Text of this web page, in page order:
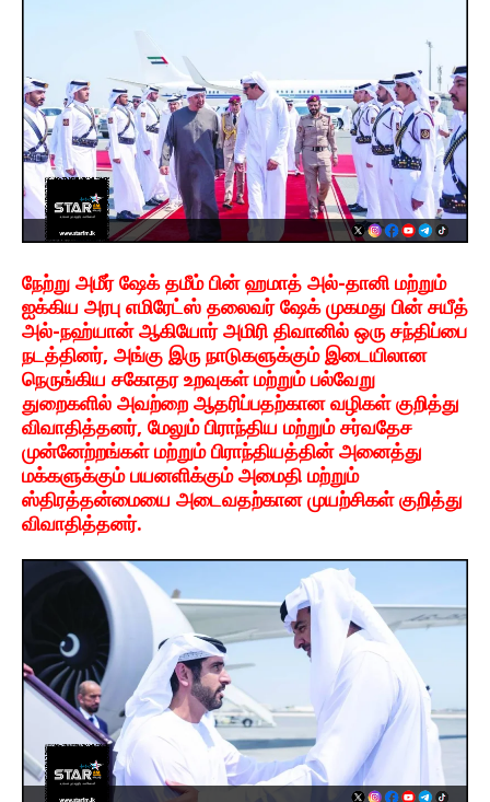
நேற்று அமீர் ஷேக் தமீம் பின் ஹமாத் அல்-தானி மற்றும்
ஐக்கிய அரபு எமிரேட்ஸ் தலைவர் ஷேக் முகமது பின் சயீத்
அல்-நஹ்யான் ஆகியோர் அமிரி திவானில் ஒரு சந்திப்பை
நடத்தினர், அங்கு இரு நாடுகளுக்கும் இடையிலான
நெருங்கிய சகோதர உறவுகள் மற்றும் பல்வேறு
துறைகளில் அவற்றை ஆதரிப்பதற்கான வழிகள் குறித்து
விவாதித்தனர், மேலும் பிராந்திய மற்றும் சர்வதேச
முன்னேற்றங்கள் மற்றும் பிராந்தியத்தின் அனைத்து
மக்களுக்கும் பயனளிக்கும் அமைதி மற்றும்
ஸ்திரத்தன்மையை அடைவதற்கான முயற்சிகள் குறித்து
விவாதித்தனர்.